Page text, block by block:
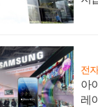
전
아
레